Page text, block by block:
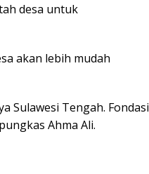
desa untuk
akan lebih mudah
Sulawesi Tengah. Fondasi
Ahma Ali.